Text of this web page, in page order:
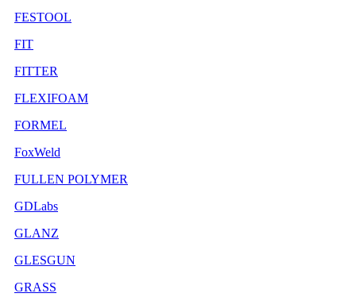
FESTOOL
FIT
FITTER
FLEXIFOAM
FORMEL
FoxWeld
FULLEN POLYMER
GDLabs
GLANZ
GLESGUN
GRASS